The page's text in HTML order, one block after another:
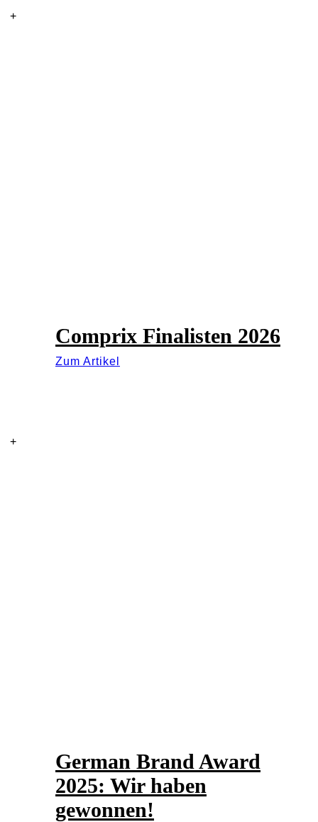
Comprix Finalisten 2026
Zum Artikel
German Brand Award
2025: Wir haben
gewonnen!